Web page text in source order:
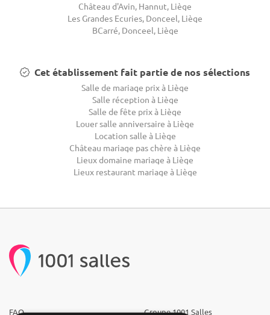
Château d'Avin, Hannut, Liège
Les Grandes Ecuries, Donceel, Liège
BCarré, Donceel, Liège
Cet établissement fait partie de nos sélections
Salle de mariage prix à Liège
Salle réception à Liège
Salle de fête prix à Liège
Louer salle anniversaire à Liège
Location salle à Liège
Château mariage pas chère à Liège
Lieux domaine mariage à Liège
Lieux restaurant mariage à Liège
FAQ
Groupe 1001 Salles